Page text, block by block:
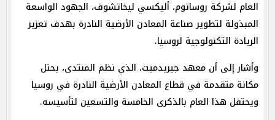
العام لشركة روساتوم، أليكسي ليخاتشوف، الجهود الواسعة
المبذولة لتطوير صناعة المعادن الأرضية النادرة بهدف تعزيز
الريادة التكنولوجية لروسيا.
وأشار إلى أن معهد جيريدميت، الذي نظم المنتدى، يحتل
مكانة متقدمة في قطاع المعادن الأرضية النادرة في روسيا
ويحتفل هذا العام بالذكرى الخامسة والتسعين لتأسيسه.